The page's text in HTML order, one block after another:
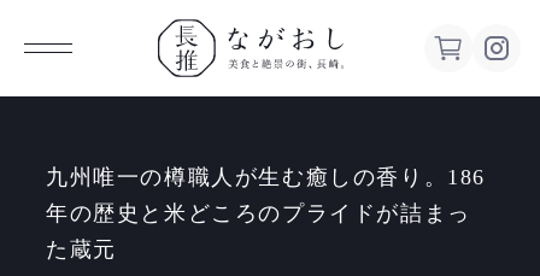
ながお
し 美食
九州唯一の樽職人が生む癒しの香り。186
年の歴史と米どころのプライドが詰まっ
た蔵元